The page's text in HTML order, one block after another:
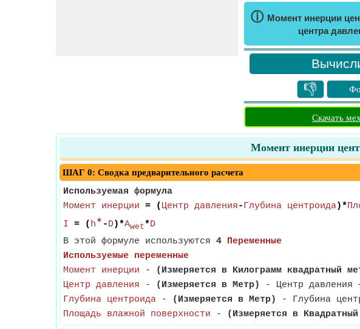
ⓘ Момент инерции
центра
👎
Скачать
Момент инерции
ШАГ 0: Сводка предварительного расчета
Используемая формула
Момент инерции = ( Центр давления-Глубина центроида)*
I = ( h✶ -D)*Awet*D
В этой формуле используются 4 Переменные
Используемые переменные
Момент инерции - (Измеряется в Килограмм квадратный
Центр давления - (Измеряется в Метр)
- Центр давления
Глубина центроида - (Измеряется в Метр)
- Глубина
Площадь влажной поверхности - (Измеряется в